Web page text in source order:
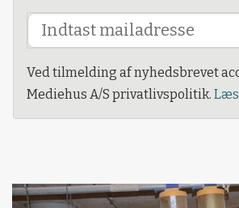
Ved tilmelding af nyhedsbrevet
Mediehus A/S privatlivspolitik. Læs